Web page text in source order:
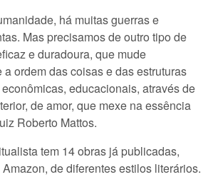
há muitas guerras e
Mas precisamos de outro tipo de
e duradoura, que mude
ordem das coisas e das estruturas
educacionais, através de
de amor, que mexe na essência
Roberto Mattos.
tem 14 obras já publicadas,
de diferentes estilos literários.